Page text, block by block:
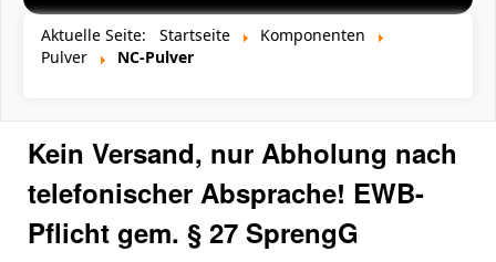
Aktuelle Seite: Startseite
Komponenten
Pulver
NC-Pulver
Kein Versand, nur Abholung nach
telefonischer Absprache! EWB-
Pflicht gem. § 27 SprengG